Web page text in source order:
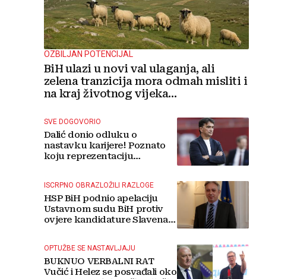
OZBILJAN POTENCIJAL
BiH ulazi u novi val ulaganja, ali
zelena tranzicija mora odmah misliti i
na kraj životnog vijeka
SVE DOGOVORIO
Dalić donio odluku o
nastavku karijere! Poznato
koju reprezentaciju
ISCRPNO OBRAZLOŽILI RAZLOGE
HSP BiH podnio apelaciju
Ustavnom sudu BiH protiv
ovjere kandidature Slavena
OPTUŽBE SE NASTAVLJAJU
BUKNUO VERBALNI RAT
Vučić i Helez se posvađali oko